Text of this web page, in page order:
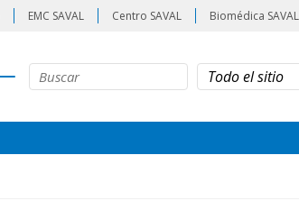
EMC SAVAL Centro SAVAL Biomédica SAVAL